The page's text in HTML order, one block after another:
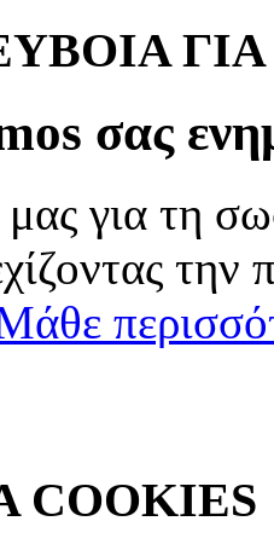
σας
για τη
την
COOKIES